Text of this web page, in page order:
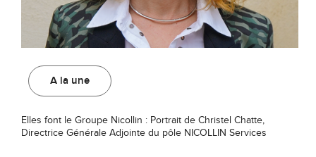
A la une
Elles font le Groupe Nicollin : Portrait de Christel Chatte,
Directrice Générale Adjointe du pôle NICOLLIN Services